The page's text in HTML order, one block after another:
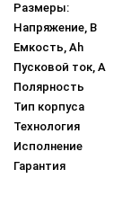
Размеры:
Напряжение, В
Емкость, Ah
Пусковой ток, A
Полярность
Тип корпуса
Технология
Исполнение
Гарантия